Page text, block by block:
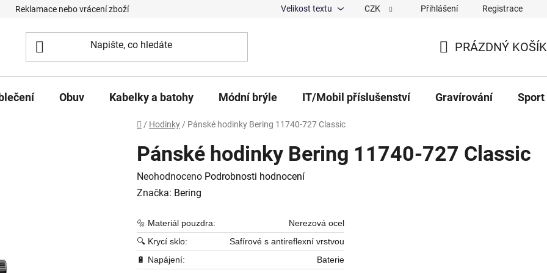
Reklamace nebo vrácení zboží Podmínky ochrany osobních údajů O nás Magazín Hodnocení obchodu
Velikost textu CZK Přihlášení Registrace
PRÁZDNÝ KOŠÍK
Obuv Kabelky a batohy Módní brýle IT/Mobil příslušenství Gravírování Sport
Domů
/ Hodinky / Pánské hodinky Bering 11740-727 Classic
Pánské hodinky Bering 11740-727 Classic
Průměrné hodnocení produktu je 0,0 z 5 hvězdiček.
Neohodnoceno Podrobnosti hodnocení
Značka: Bering
🔩 Materiál pouzdra:
Nerezová ocel
🔍 Krycí sklo:
Safírové s antireflexní vrstvou
🔋 Napájení:
Baterie